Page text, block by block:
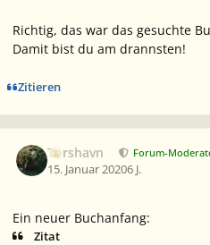
Richtig, das war das gesuchte
Damit bist du am drannsten!
Zitieren
Torshavn Forum-
15. Januar 20206 J.
Ein neuer Buchanfang:
Zitat